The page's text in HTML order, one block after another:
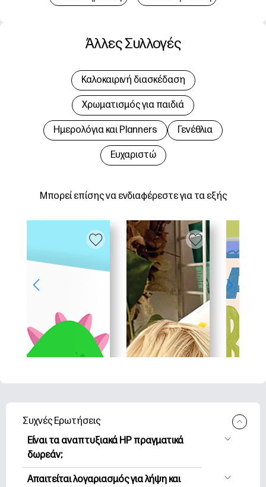
Μπορεί επίσης να ενδιαφέρεστε για τα εξής
Άλλες Συλλογές
Καλοκαιρινή διασκέδαση
Χρωματισμός για παιδιά
Hμερολόγια και Planners Γενέθλια
Ευχαριστώ
Συχνές Ερωτήσεις
Είναι τα αναπτυξιακά HP πραγματικά
δωρεάν;
Η HP Printables προσφέρει 2,500+
Απαιτείται λογαριασμός για λήψη και